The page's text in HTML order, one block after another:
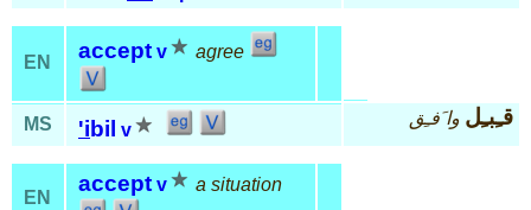
EN accept v agree
MS 'ibil v
قـِبـِل وا َفـِق
EN
accept v a situation